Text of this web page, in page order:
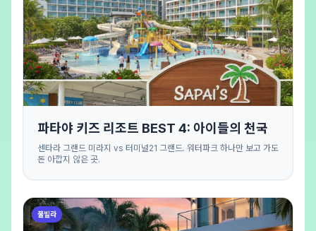
파타야 키즈 리조트 BEST 4: 아이들의 천국
센타라 그랜드 미라지 vs 터미널21 그랜드. 워터파크 하나만 보고 가도
돈 아깝지 않은 곳.
풀빌라